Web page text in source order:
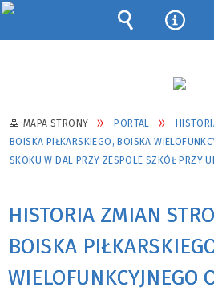
MAPA STRONY PORTAL
BOISKA PIŁKARSKIEGO, BOISKA
SKOKU W DAL PRZY ZESPOLE SZKÓŁ PRZY
HISTORIA ZMIAN
BOISKA
WIELOFUNKCYJNEGO